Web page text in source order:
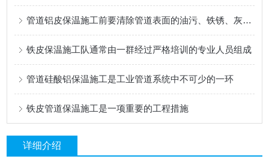
管道铝皮保温施工前要清除管道表面的油污、铁锈、灰尘等杂物
铁皮保温施工队通常由一群经过严格培训的专业人员组成
管道硅酸铝保温施工是工业管道系统中不可少的一环
铁皮管道保温施工是一项重要的工程措施
详细介绍